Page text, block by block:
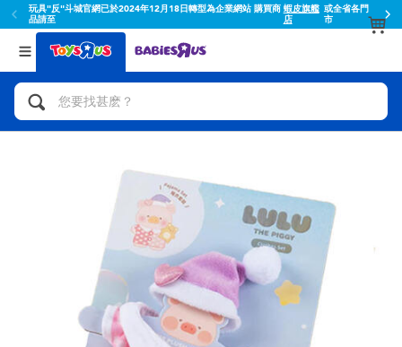
玩具"反"斗城官網已於2024年12月18日轉型為企業網站 購買商
品請至
蝦皮旗艦
店
或全省各門
市
返回
分類目錄
人氣英雄,角色扮演,射擊玩具
拼砌組合及樂高LEGO
玩具車,貨車,火車及遙控系列
手工藝,文具,蠟筆,泥膠,畫板
返回
品牌
Toy Story玩具總動員
Fuggler
Miniso名創優品